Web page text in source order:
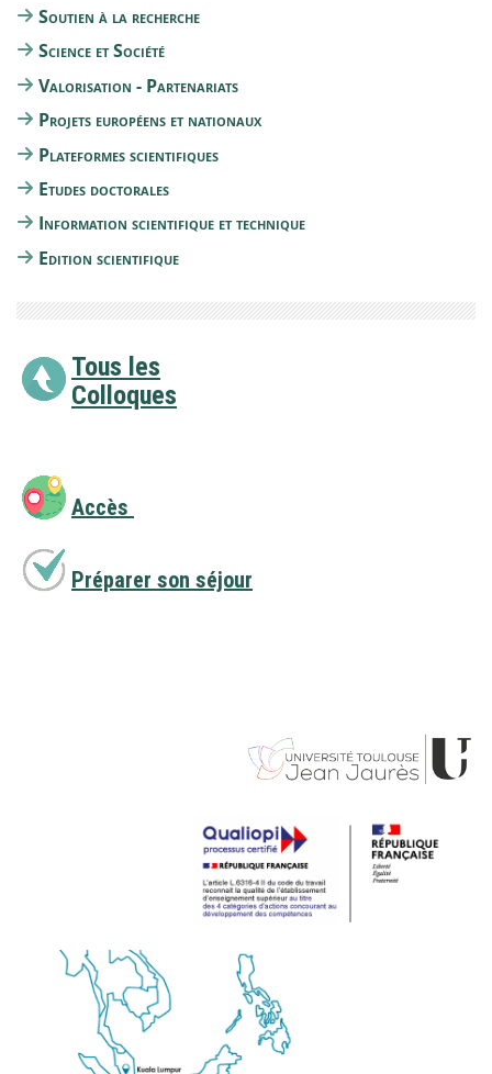
Soutien à la recherche
Science et Société
Valorisation - Partenariats
Projets européens et nationaux
Plateformes scientifiques
Etudes doctorales
Information scientifique et technique
Edition scientifique
Tous les
Colloques
Accès
Préparer son séjour